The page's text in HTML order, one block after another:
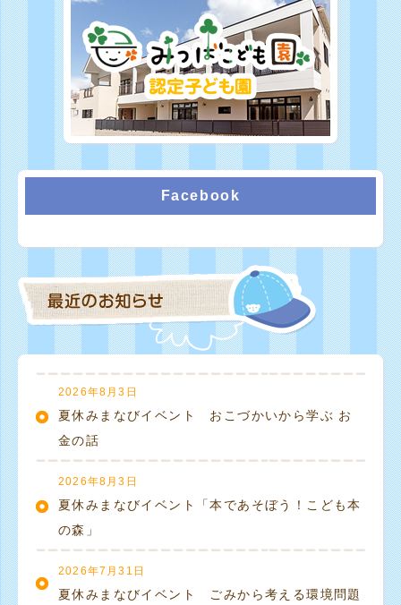
Facebook
2026年8月3日
夏休みまなびイベント おこづかいから学ぶ お
金の話
2026年8月3日
夏休みまなびイベント「本であそぼう！こども本
の森」
2026年7月31日
夏休みまなびイベント ごみから考える環境問題